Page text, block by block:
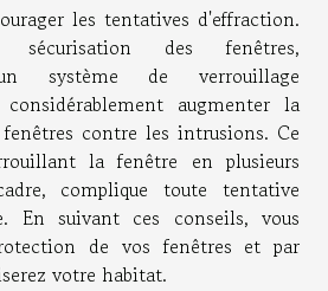
les tentatives d'effraction.
sécurisation des fenêtres,
système de verrouillage
augmenter la
contre les intrusions. Ce
la fenêtre en plusieurs
complique toute tentative
En suivant ces conseils, vous
de vos fenêtres et par
votre habitat.